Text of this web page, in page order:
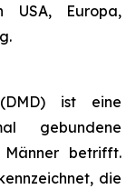
USA, Europa,
(DMD) ist eine
gebundene
betrifft.
die